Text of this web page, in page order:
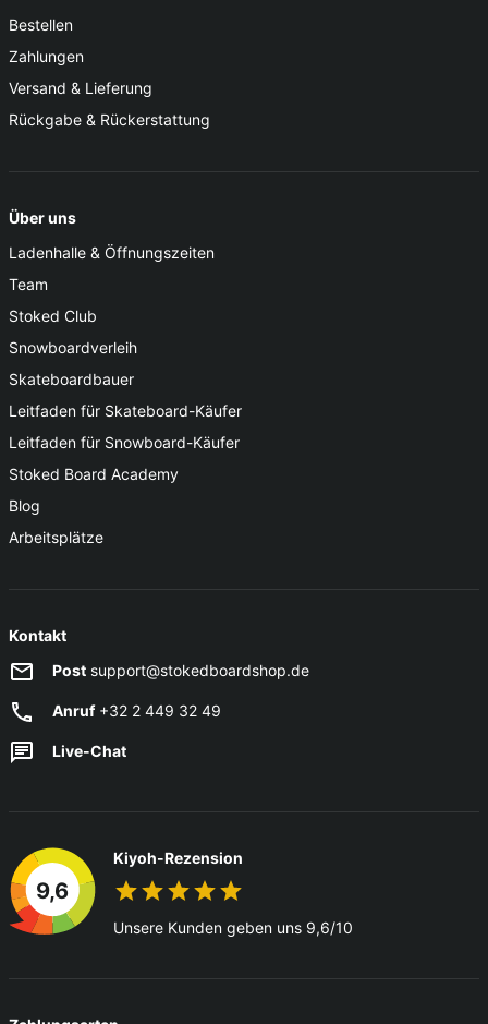
Bestellen
Zahlungen
Versand & Lieferung
Rückgabe & Rückerstattung
Über uns
Ladenhalle & Öffnungszeiten
Team
Stoked Club
Snowboardverleih
Skateboardbauer
Leitfaden für Skateboard-Käufer
Leitfaden für Snowboard-Käufer
Stoked Board Academy
Blog
Arbeitsplätze
Kontakt
Post support@stokedboardshop.de
Anruf+32 2 449 32 49
Live-Chat
9,6
Kiyoh-Rezension
Unsere Kunden geben uns 9,6/10